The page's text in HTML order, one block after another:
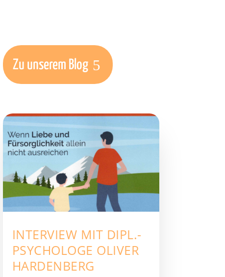
Zu unserem Blog
INTERVIEW MIT DIPL.-
PSYCHOLOGE OLIVER
HARDENBERG